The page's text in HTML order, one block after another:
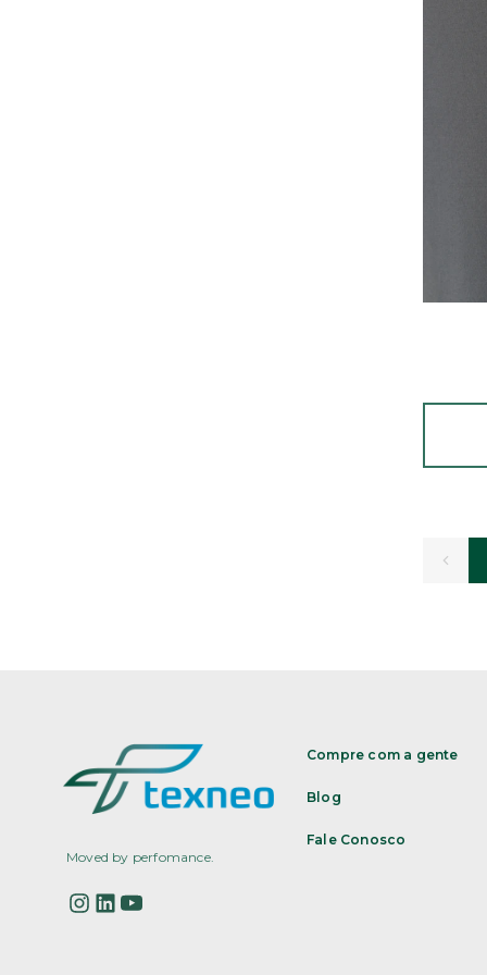
Moved by perfomance.
Compre com a gente
Blog
Fale Conosco